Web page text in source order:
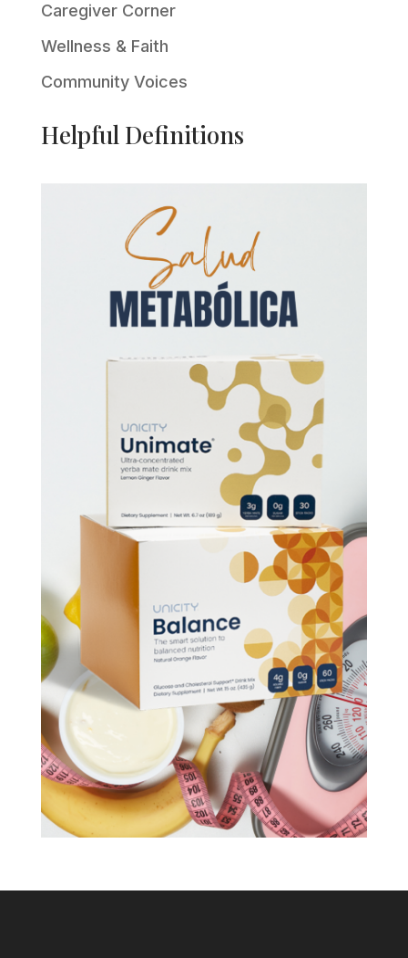
Caregiver Corner
Wellness & Faith
Community Voices
Helpful Definitions